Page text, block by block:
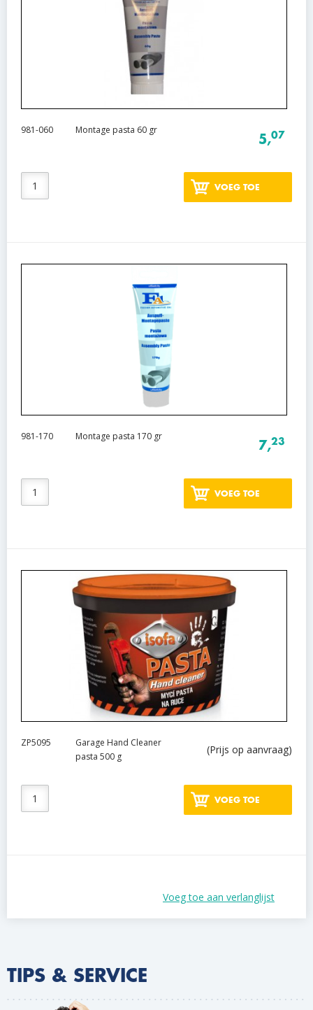
981-060 Montage pasta 60 gr
5,07
VOEG TOE
981-170 Montage pasta 170 gr
7,23
VOEG TOE
ZP5095
Garage Hand Cleaner
pasta 500 g
(Prijs op aanvraag)
VOEG TOE
Voeg toe aan verlanglijst
TIPS & SERVICE